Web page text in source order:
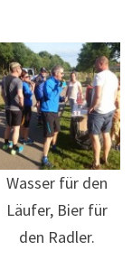
Wasser für den
Läufer, Bier für
den Radler.